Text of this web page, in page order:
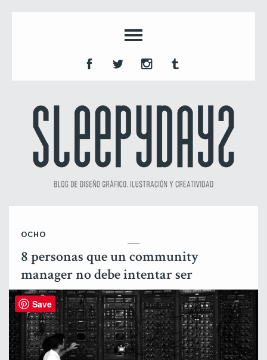
OCHO
8 personas que un community
manager no debe intentar ser
Save